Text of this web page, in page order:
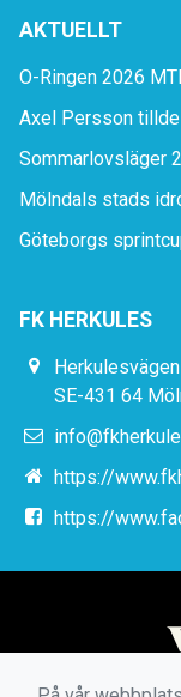
AKTUELLT
O-Ringen 2026
Axel Persson
Sommarlovsläger
Mölndals stads
Göteborgs
FK HERKULES
SE-431 64
https://
https://